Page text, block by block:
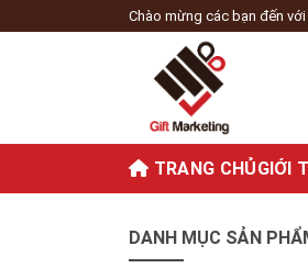
Chào mừng các bạn đến với
TRANG CHỦGIỚI
DANH MỤC SẢN